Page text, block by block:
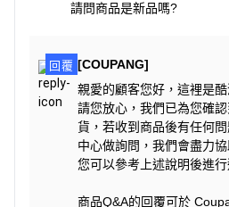
請問商品是新品嗎?
回覆 [COUPANG]
親愛的顧客您好，這裡是酷
請您放心，我們已為您確
貨，若收到商品後有任何
中心做詢問，我們會盡力
您可以參考上述說明後進行
商品Q&A的回覆可於